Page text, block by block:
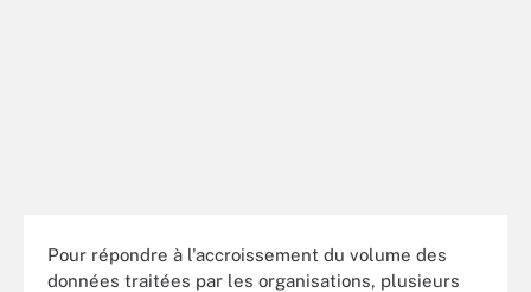
Pour répondre à l'accroissement du volume des
données traitées par les organisations, plusieurs